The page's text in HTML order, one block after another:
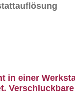
in einer